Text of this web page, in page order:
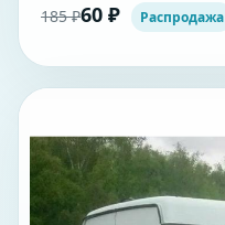
185 ₽60 ₽ Распродажа